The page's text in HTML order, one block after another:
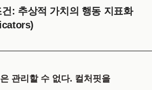
: 추상적 가치의 행동 지표화
관리할 수 없다. 컬처핏을